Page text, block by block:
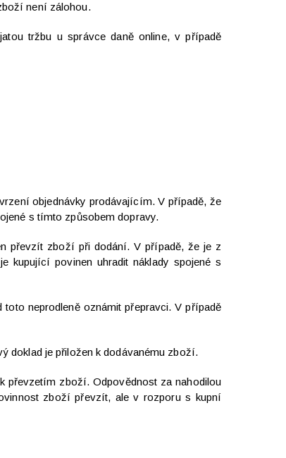
není zálohou.
tržbu u správce daně online, v případě
objednávky prodávajícím. V případě, že
s tímto způsobem dopravy.
převzít zboží při dodání. V případě, že je z
kupující povinen uhradit náklady spojené s
neprodleně oznámit přepravci. V případě
doklad je přiložen k dodávanému zboží.
převzetím zboží. Odpovědnost za nahodilou
zboží převzít, ale v rozporu s kupní